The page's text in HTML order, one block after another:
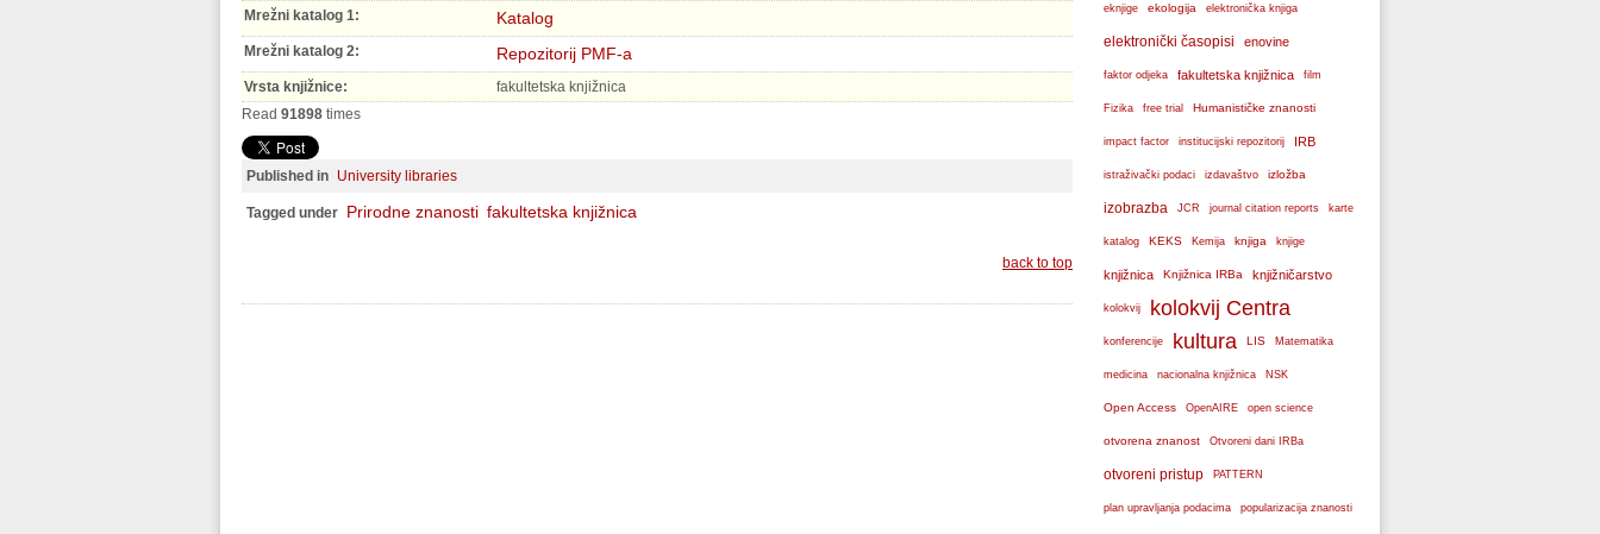
Mrežni katalog 1: Katalog
Mrežni katalog 2: Repozitorij PMF-a
Vrsta knjižnice:
fakultetska knjižnica
Read 91898 times
Published in University libraries
Tagged under Prirodne znanosti fakultetska knjižnica
back to top
eknjige ekologija elektronička knjiga
elektronički časopisi enovine
faktor odjeka fakultetska knjižnica film
Fizika free trial Humanističke znanosti
impact factor institucijski repozitorij IRB
istraživački podaci izdavaštvo izložba
izobrazba JCR journal citation reports karte
katalog KEKS Kemija knjiga knjige
knjižnica Knjižnica IRBa knjižničarstvo
kolokvij kolokvij Centra
konferencije kultura LIS Matematika
medicina nacionalna knjižnica NSK
Open Access OpenAIRE open science
otvorena znanost Otvoreni dani IRBa
otvoreni pristup PATTERN
plan upravljanja podacima popularizacija znanosti